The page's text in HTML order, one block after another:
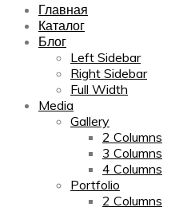
Главная
Каталог
Блог
Left Sidebar
Right Sidebar
Full Width
Media
Gallery
2 Columns
3 Columns
4 Columns
Portfolio
2 Columns